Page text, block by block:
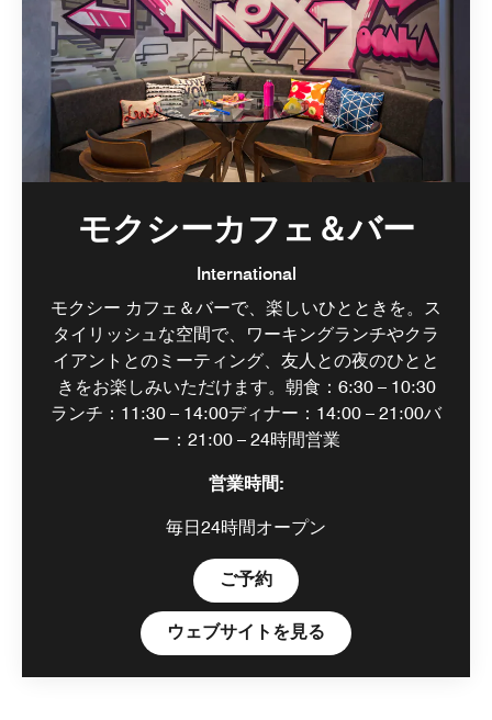
モクシーカフェ＆バー
International
モクシー カフェ＆バーで、楽しいひとときを。ス
タイリッシュな空間で、ワーキングランチやクラ
イアントとのミーティング、友人との夜のひとと
きをお楽しみいただけます。朝食：6:30 – 10:30
ランチ：11:30 – 14:00ディナー：14:00 – 21:00バ
ー：21:00 – 24時間営業
営業時間:
毎日24時間オープン
ご予約Open in New Tab
ウェブサイトを見る Open in New Tab